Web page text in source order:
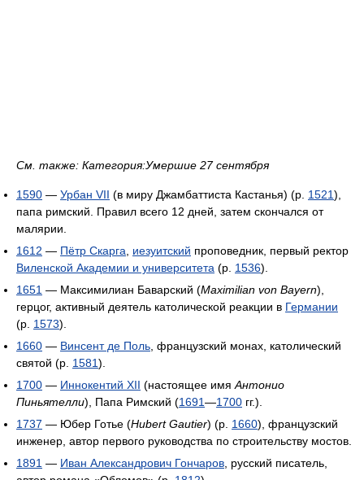
См. также: Категория:Умершие 27 сентября
1590 — Урбан VII (в миру Джамбаттиста Кастанья) (р. 1521),
папа римский. Правил всего 12 дней, затем скончался от
малярии.
1612 — Пётр Скарга иезуитский проповедник, первый ректор
Виленской Академии и университета (р. 1536).
1651 — Максимилиан Баварский (Maximilian von Bayern),
герцог, активный деятель католической реакции в Германии
(р. 1573).
1660 — Винсент де Поль , французский монах, католический
святой (р. 1581).
1700 — Иннокентий XII (настоящее имя Антонио
Пиньятелли), Папа Римский (1691—1700 гг.).
1737 — Юбер Готье (Hubert Gautier) (р. 1660), французский
инженер, автор первого руководства по строительству мостов.
1891 — Иван Александрович Гончаров , русский писатель,